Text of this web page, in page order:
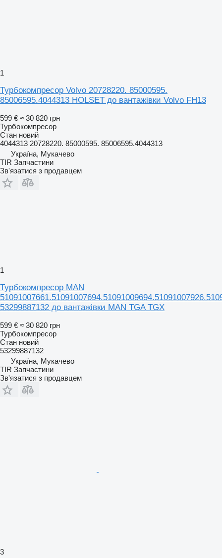
1
Турбокомпресор Volvo 20728220. 85000595.
85006595.4044313 HOLSET до вантажівки Volvo FH13
599 € ≈ 30 820 грн
Турбокомпресор
Стан новий
4044313 20728220. 85000595. 85006595.4044313
Україна, Мукачево
TIR Запчастини
Зв'язатися з продавцем
1
Турбокомпресор MAN
53299887132 до вантажівки MAN TGA TGX
599 € ≈ 30 820 грн
Турбокомпресор
Стан новий
53299887132
Україна, Мукачево
TIR Запчастини
Зв'язатися з продавцем
3